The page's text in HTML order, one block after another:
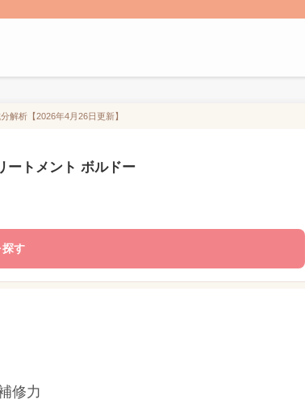
解析【2026年4月26日更新】
ートメント ボルドー
す
修力